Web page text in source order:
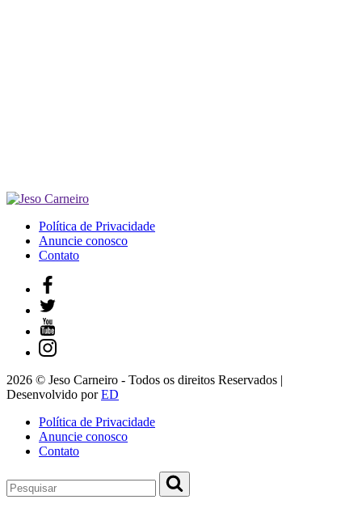
Política de Privacidade
Anuncie conosco
Contato
2026 © Jeso Carneiro - Todos os direitos Reservados |
Desenvolvido porED
Política de Privacidade
Anuncie conosco
Contato